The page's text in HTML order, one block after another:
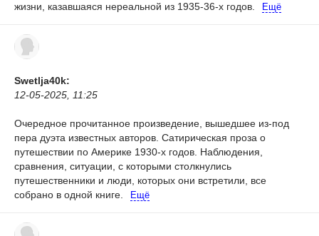
жизни, казавшаяся нереальной из 1935-36-х годов.
Ещё
Swetlja40k:
12-05-2025, 11:25
Очередное прочитанное произведение, вышедшее из-под
пера дуэта известных авторов. Сатирическая проза о
путешествии по Америке 1930-х годов. Наблюдения,
сравнения, ситуации, с которыми столкнулись
путешественники и люди, которых они встретили, все
собрано в одной книге.
Ещё